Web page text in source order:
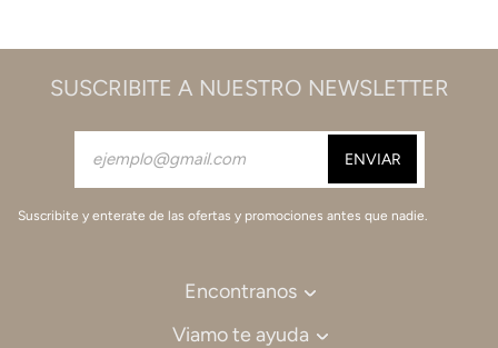
SUSCRIBITE A NUESTRO NEWSLETTER
Suscribite y enterate de las ofertas y promociones antes que nadie.
Encontranos
Viamo te ayuda